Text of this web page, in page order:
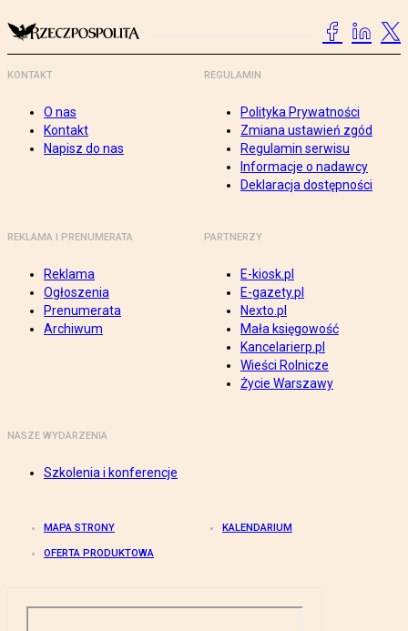
KONTAKT
O nas
Kontakt
Napisz do nas
REGULAMIN
Polityka Prywatności
Zmiana ustawień zgód
Regulamin serwisu
Informacje o nadawcy
Deklaracja dostępności
REKLAMA I PRENUMERATA
Reklama
Ogłoszenia
Prenumerata
Archiwum
PARTNERZY
E-kiosk.pl
E-gazety.pl
Nexto.pl
Mała księgowość
Kancelarierp.pl
Wieści Rolnicze
Życie Warszawy
NASZE WYDARZENIA
Szkolenia i konferencje
MAPA STRONY KALENDARIUM
OFERTA PRODUKTOWA